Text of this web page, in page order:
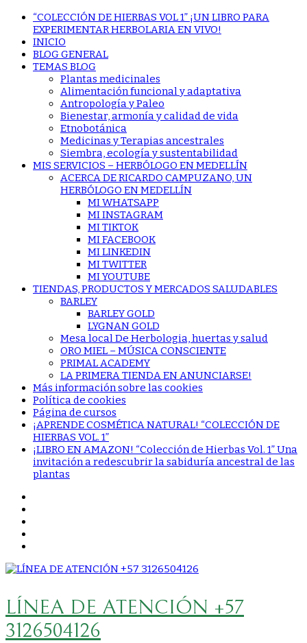
“COLECCIÓN DE HIERBAS VOL 1” ¡UN LIBRO PARA
EXPERIMENTAR HERBOLARIA EN VIVO!
INICIO
BLOG GENERAL
TEMAS BLOG
Plantas medicinales
Alimentación funcional y adaptativa
Antropología y Paleo
Bienestar, armonía y calidad de vida
Etnobotánica
Medicinas y Terapias ancestrales
Siembra, ecología y sustentabilidad
MIS SERVICIOS – HERBÓLOGO EN MEDELLÍN
ACERCA DE RICARDO CAMPUZANO, UN
HERBÓLOGO EN MEDELLÍN
MI WHATSAPP
MI INSTAGRAM
MI TIKTOK
MI FACEBOOK
MI LINKEDIN
MI TWITTER
MI YOUTUBE
TIENDAS, PRODUCTOS Y MERCADOS SALUDABLES
BARLEY
BARLEY GOLD
LYGNAN GOLD
Mesa local De Herbologia, huertas y salud
ORO MIEL – MÚSICA CONSCIENTE
PRIMAL ACADEMY
LA PRIMERA TIENDA EN ANUNCIARSE!
Más información sobre las cookies
Política de cookies
Página de cursos
¡APRENDE COSMÉTICA NATURAL! “COLECCIÓN DE
HIERBAS VOL. 1”
¡LIBRO EN AMAZON! “Colección de Hierbas Vol. 1” Una
invitación a redescubrir la sabiduría ancestral de las
plantas
LÍNEA DE ATENCIÓN +57
3126504126